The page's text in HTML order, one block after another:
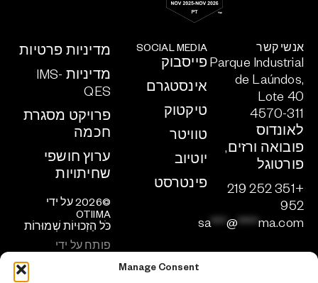
Manage Consent
SOCIAL MEDIA
פייסבוק
אינסטגרם
טיקטוק
טוויטר
יוטיוב
פינטרסט
אנשי קשר
Parque Industrial
de Laúndos,
Lote 40
4570-311
לאונדוס
פובואה ורזים,
פורטוגל
+351 252 219
952
sa***@****ma.com
©2026 על ידי
OTIIMA
כֹּל הַזְכוּיוֹת שְׁמוּרוֹת
פותח על ידי
מדיניות פרטיות
מדיניות IMS-
QES
פרויקט מסגרת
חכמה
ערוץ חושפי
שחיתויות